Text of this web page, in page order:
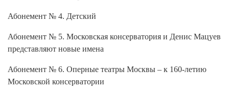
Абонемент № 4. Детский
Абонемент № 5. Московская консерватория и Денис Мацуев
представляют новые имена
Абонемент № 6. Оперные театры Москвы – к 160-летию
Московской консерватории